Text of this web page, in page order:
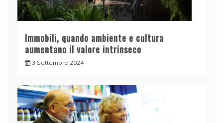
Immobili, quando ambiente e cultura
aumentano il valore intrinseco
3 Settembre 2024